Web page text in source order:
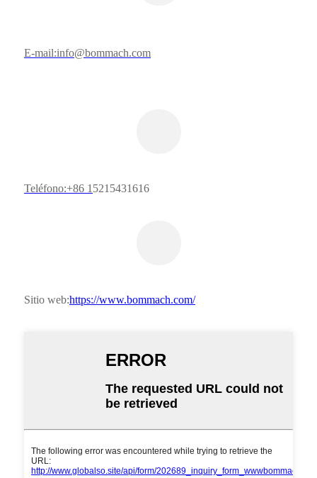
E-mail:info@bommach.com
Teléfono:+86 1 5215431616
Sitio web:https://www.bommach.com/